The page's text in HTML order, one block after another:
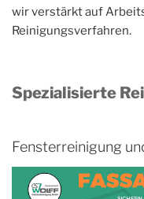
wir verstärkt auf
Reinigungsverfahren.
Spezialisierte
Fensterreinigung